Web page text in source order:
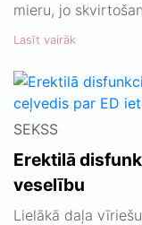
mieru, jo
Lasīt vairāk
SEKSS
Erektilā
veselību
Lielākā daļa